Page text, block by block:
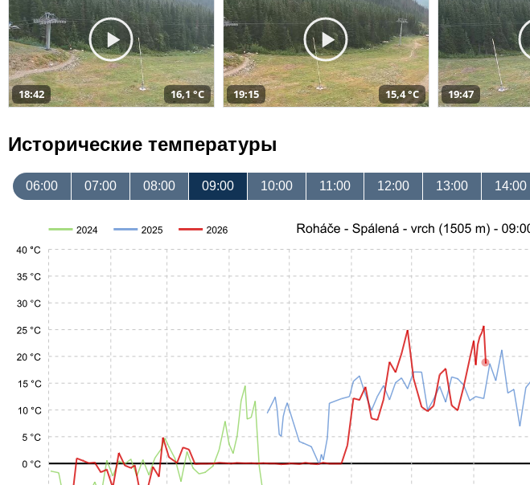
18:42 16,1 °C 19:15 15,4 °C 19:47
Исторические температуры
06:00 07:00 08:00 09:00 10:00 11:00 12:00 13:00 14:00